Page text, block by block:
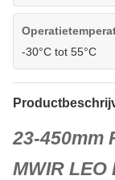
-30°C tot 55°C
23-450mm
MWIR